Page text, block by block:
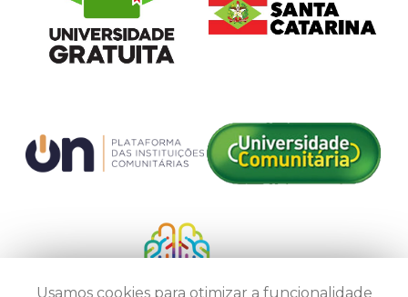
Usamos cookies para otimizar a funcionalidade